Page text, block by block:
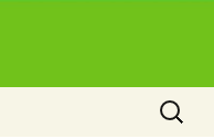
Search
for: